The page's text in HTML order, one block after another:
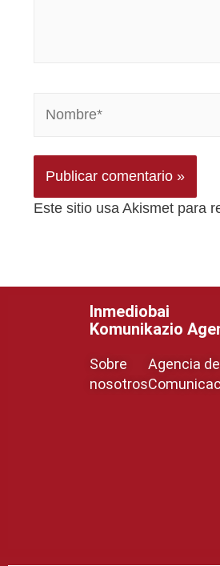
Este sitio usa Akismet para
Inmediobai
Komunikazio
Sobre
nosotros
Agencia de